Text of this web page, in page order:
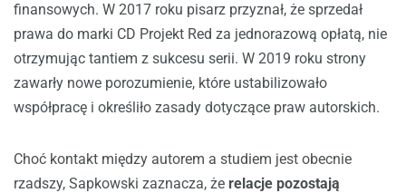
finansowych. W 2017 roku pisarz przyznał, że sprzedał
prawa do marki CD Projekt Red za jednorazową opłatą, nie
otrzymując tantiem z sukcesu serii. W 2019 roku strony
zawarły nowe porozumienie, które ustabilizowało
współpracę i określiło zasady dotyczące praw autorskich.
Choć kontakt między autorem a studiem jest obecnie
rzadszy, Sapkowski zaznacza, że relacje pozostają